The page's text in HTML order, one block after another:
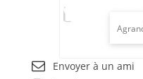
Envoyer à un ami